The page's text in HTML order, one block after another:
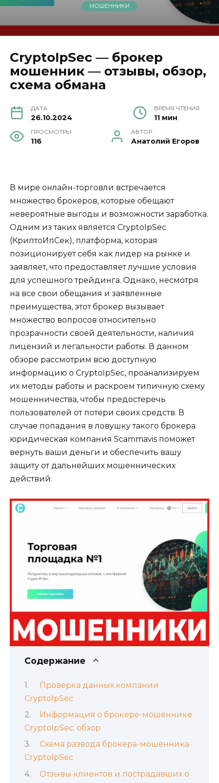
МОШЕННИКИ
CryptoIpSec — брокер
мошенник — отзывы, обзор,
схема обмана
ДАТА
26.10.2024
ВРЕМЯ ЧТЕНИЯ
11 мин
ПРОСМОТРЫ
116
АВТОР
Анатолий Егоров
В мире онлайн-торговли встречается
множество брокеров, которые обещают
невероятные выгоды и возможности заработка.
Одним из таких является CryptoIpSec
(КриптоИпСек), платформа, которая
позиционирует себя как лидер на рынке и
заявляет, что предоставляет лучшие условия
для успешного трейдинга. Однако, несмотря
на все свои обещания и заявленные
преимущества, этот брокер вызывает
множество вопросов относительно
прозрачности своей деятельности, наличия
лицензий и легальности работы. В данном
обзоре рассмотрим всю доступную
информацию о CryptoIpSec, проанализируем
их методы работы и раскроем типичную схему
мошенничества, чтобы предостеречь
пользователей от потери своих средств. В
случае попадания в ловушку такого брокера
юридическая компания Scammavis поможет
вернуть ваши деньги и обеспечить вашу
защиту от дальнейших мошеннических
действий.
Содержание
Проверка данных компании
CryptoIpSec
Информация о брокере-мошеннике
CryptoIpSec: обзор
Схема развода брокера-мошенника
CryptoIpSec
Отзывы клиентов и пострадавших о